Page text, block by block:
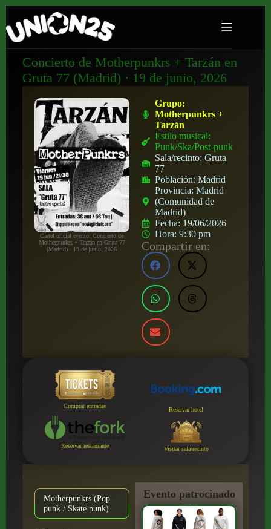
Concierto de Motherpunkrs + Tarzán en
Gruta 77 (Madrid) · 19 de junio, 2026
Cartel oficial evento: Concierto de
Motherpunkrs + Tarzán en Gruta 77
(Madrid) · 19 de junio, 2026
Grupo:
Motherpunkrs +
Tarzán
Estilo musical:
Punk/Ska/Post-punk
Sala/recinto:Gruta
77
Población:Madrid
Provincia:Madrid
(Comunidad de
Madrid)
Fecha: 19/06/2026
Hora:9:30 pm
Compartir en:
Comprar entradas
Reservar hotel
Reservar restaurante Visitar sala/recinto
Motherpunkrs (Pop
punk / Skate punk)
Evento patrocinado
por: